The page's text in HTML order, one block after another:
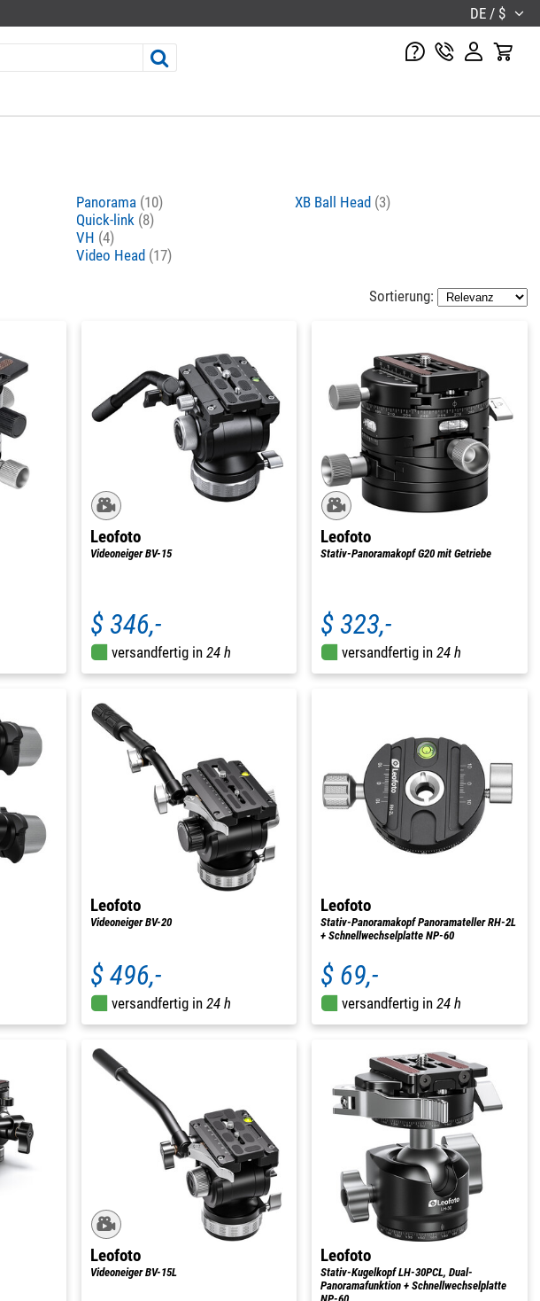
DE / $
Panorama (10)
Quick-link (8)
VH (4)
Video Head (17)
XB Ball Head (3)
Sortierung:
Leofoto
Videoneiger BV-15
$ 346,-
versandfertig in 24 h
Leofoto
Stativ-Panoramakopf G20 mit Getriebe
$ 323,-
versandfertig in 24 h
Leofoto
Videoneiger BV-20
$ 496,-
versandfertig in 24 h
Leofoto
Stativ-Panoramakopf Panoramateller RH-2L
+ Schnellwechselplatte NP-60
$ 69,-
versandfertig in 24 h
Leofoto
Videoneiger BV-15L
Leofoto
Stativ-Kugelkopf LH-30PCL, Dual-
Panoramafunktion + Schnellwechselplatte